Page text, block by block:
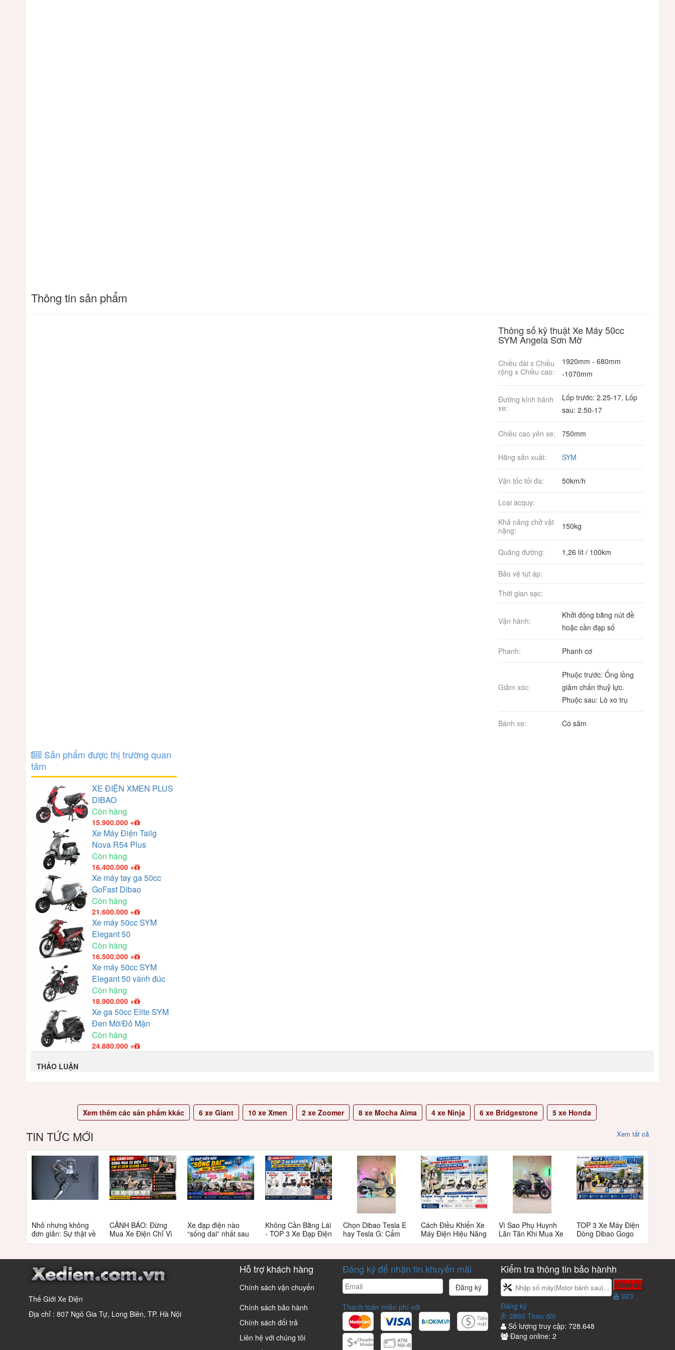
Thông tin sản phẩm
Thông số kỹ thuật Xe Máy 50cc
SYM Angela Sơn Mờ
Chiều dài x Chiều
rộng x Chiều cao:
1920mm - 680mm
-1070mm
Đường kính bánh
xe:
Lốp trước: 2.25-17, Lốp
sau: 2.50-17
Chiều cao yên xe: 750mm
Hãng sản xuất: SYM
Vận tốc tối đa: 50km/h
Loại acquy:
Khả năng chở vật
nặng:
150kg
Quãng đường: 1,26 lít / 100km
Bảo vệ tụt áp:
Thời gian sạc:
Vận hành:
Khởi động bằng nút đề
hoặc cần đạp số
Phanh: Phanh cơ
Giảm xóc:
Phuộc trước: Ống lồng
giảm chấn thuỷ lực.
Phuộc sau: Lò xo trụ
Bánh xe: Có săm
Sản phẩm được thị trường quan
tâm
XE ĐIỆN XMEN PLUS
DIBAO
Còn hàng
15.900.000 +
Xe Máy Điện Tailg
Nova R54 Plus
Còn hàng
16.400.000 +
Xe máy tay ga 50cc
GoFast Dibao
Còn hàng
21.600.000 +
Xe máy 50cc SYM
Elegant 50
Còn hàng
16.500.000 +
Xe máy 50cc SYM
Elegant 50 vành đúc
Còn hàng
18.900.000 +
Xe ga 50cc Elite SYM
Đen Mờ/Đỏ Mận
Còn hàng
24.880.000 +
THẢO LUẬN
Xem thêm các sản phẩm kkác 6xe Giant 10xe Xmen 2xe Zoomer 8xe Mocha Aima 4xe Ninja 6xe Bridgestone 5xe Honda
TIN TỨC MỚI Xem tất cả
Nhỏ nhưng không
đơn giản: Sự thật về
xe điện cho học sinh
CẢNH BÁO: Đừng
Mua Xe Điện Chỉ Vì
Xem Quảng Cáo! 5
Quyết Chọn Xe
Xe đạp điện nào
“sống dai” nhất sau
5 năm? Top này có
Không Cần Bằng Lái
- TOP 3 Xe Đạp Điện
Dưới 12 Triệu Cho
Chọn Dibao Tesla E
hay Tesla G: Cẩm
nang chi tiết cho
thông thái
Cách Điều Khiển Xe
Máy Điện Hiệu Năng
Cao Cho Người Mới
Đến Rà Phanh
Vì Sao Phụ Huynh
Lăn Tăn Khi Mua Xe
Máy Điện Tailg T72
3?
TOP 3 Xe Máy Điện
Dòng Dibao Gogo
Dành Cho Học Sinh,
2026
Thế Giới Xe Điện
Địa chỉ : 807 Ngô Gia Tự, Long Biên, TP. Hà Nội
Hỗ trợ khách hàng
Chính sách vận chuyển
Chính sách bảo hành
Chính sách đổi trả
Liên hệ với chúng tôi
Đăng ký để nhận tin khuyến mãi
Email
Thanh toán miễn phí với
Kiểm tra thông tin bảo hànhh
923
Đăng ký
2860 Theo dõi
Số lượng truy cập: 728.648
Đang online: 2